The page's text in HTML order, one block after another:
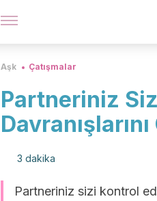
Aşk Çatışmalar
Partneriniz
3 dakika
Partneriniz sizi kontrol